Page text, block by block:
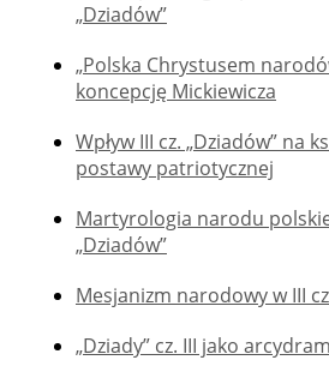
„Dziadów”
„Polska Chrystusem
koncepcję Mickiewicza
Wpływ III cz. „Dziadów” na
postawy patriotycznej
Martyrologia narodu
„Dziadów”
Mesjanizm narodowy w III
„Dziady” cz. III jako